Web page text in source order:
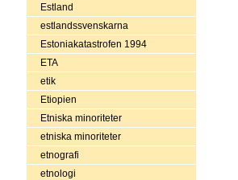
Estland
estlandssvenskarna
Estoniakatastrofen 1994
ETA
etik
Etiopien
Etniska minoriteter
etniska minoriteter
etnografi
etnologi